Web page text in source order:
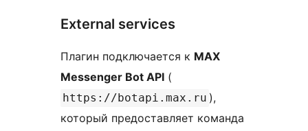
External services
Плагин подключается к MAX
Messenger Bot API (
https://botapi.max.ru ),
который предоставляет команда